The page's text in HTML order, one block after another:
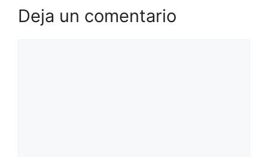
Deja un comentario